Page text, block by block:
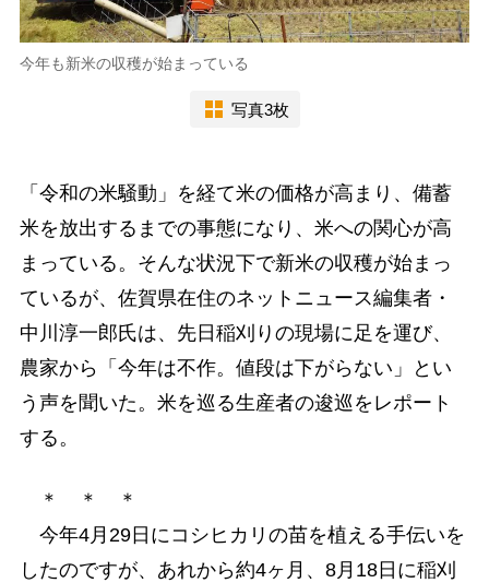
今年も新米の収穫が始まっている
写真3枚
「令和の米騒動」を経て米の価格が高まり、備蓄
米を放出するまでの事態になり、米への関心が高
まっている。そんな状況下で新米の収穫が始まっ
ているが、佐賀県在住のネットニュース編集者・
中川淳一郎氏は、先日稲刈りの現場に足を運び、
農家から「今年は不作。値段は下がらない」とい
う声を聞いた。米を巡る生産者の逡巡をレポート
する。
＊ ＊ ＊
今年4月29日にコシヒカリの苗を植える手伝いを
したのですが、あれから約4ヶ月、8月18日に稲刈